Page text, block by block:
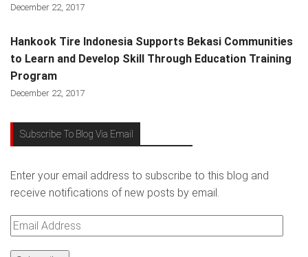
December 22, 2017
Hankook Tire Indonesia Supports Bekasi Communities
to Learn and Develop Skill Through Education Training
Program
December 22, 2017
Subscribe To Blog Via Email
Enter your email address to subscribe to this blog and
receive notifications of new posts by email.
Email